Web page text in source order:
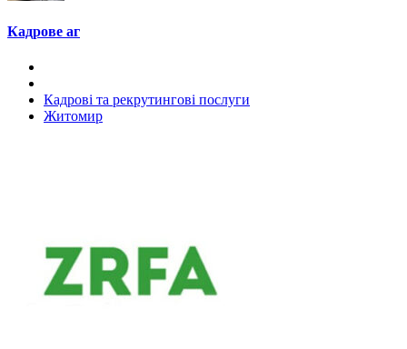
Кадрове аг
Кадрові та рекрутингові послуги
Житомир